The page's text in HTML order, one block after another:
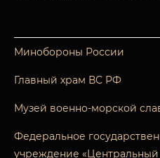
Минобороны России
Главный храм ВС РФ
Музей военно-морской
Федеральное
учреждение «Центральный